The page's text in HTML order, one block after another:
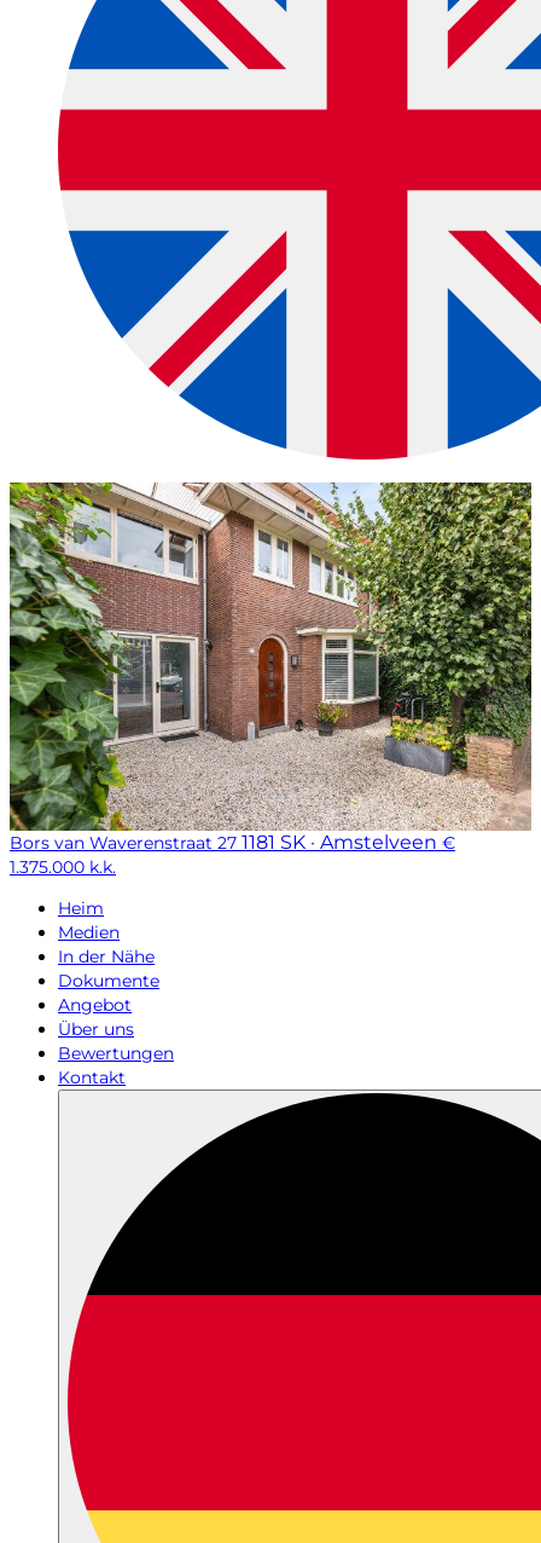
Bors van Waverenstraat 27 1181 SK · Amstelveen €
1.375.000 k.k.
Heim
Medien
In der Nähe
Dokumente
Angebot
Über uns
Bewertungen
Kontakt